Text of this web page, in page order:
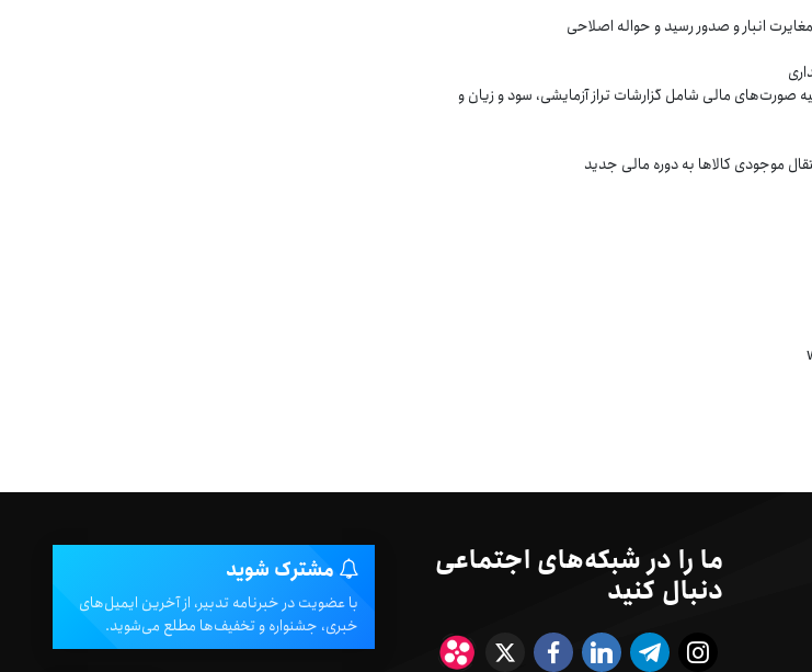
صورت‌های مالی شامل گزارشات تراز آزمایشی، سود و زیان و
ما را در شبکه‌های اجتماعی
دنبال کنید مشترک شوید
با عضویت در خبرنامه تدبیر، از آخرین ایمیل‌های
خبری، جشنواره و تخفیف‌ها مطلع می‌شوید.